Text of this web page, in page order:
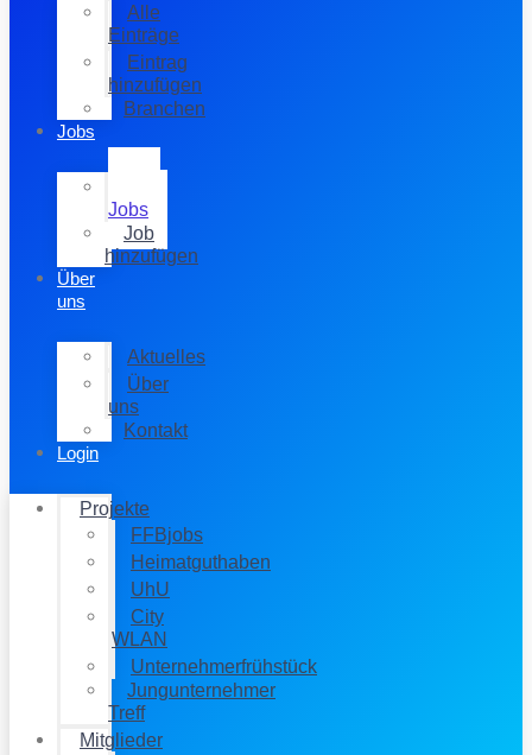
Alle
Einträge
Eintrag
hinzufügen
Branchen
Jobs
Jobs
Job
hinzufügen
Über
uns
Aktuelles
Über
uns
Kontakt
Login
Projekte
FFBjobs
Heimatguthaben
UhU
City
WLAN
Unternehmerfrühstück
Jungunternehmer
Treff
Mitglieder